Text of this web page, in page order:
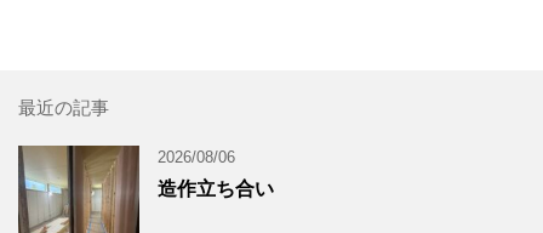
最近の記事
2026/08/06
造作立ち合い